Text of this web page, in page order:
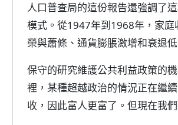
人口普查局的這份報告還強調了
模式。從1947年到1968年，家
榮與蕭條、通貨膨脹激增和衰退
保守的研究維護公共利益政策的
裡，某種超越政治的情況正在繼
收，因此富人更富了。但現在我